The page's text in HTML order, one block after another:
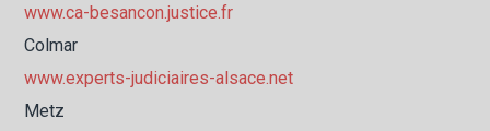
www.ca-besancon.justice.fr
Colmar
www.experts-judiciaires-alsace.net
Metz